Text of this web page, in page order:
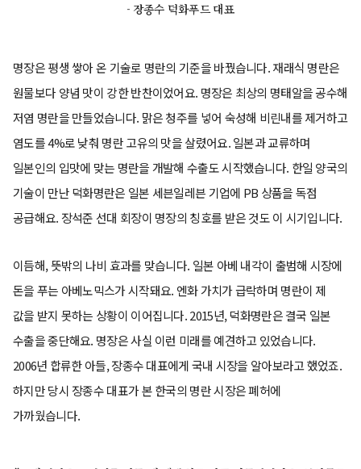
- 장종수 덕화푸드 대표
명장은 평생 쌓아 온 기술로 명란의 기준을 바꿨습니다. 재래식 명란은
원물보다 양념 맛이 강한 반찬이었어요. 명장은 최상의 명태알을 공수해
저염 명란을 만들었습니다. 맑은 청주를 넣어 숙성해 비린내를 제거하고
염도를 4%로 낮춰 명란 고유의 맛을 살렸어요. 일본과 교류하며
일본인의 입맛에 맞는 명란을 개발해 수출도 시작했습니다. 한일 양국의
기술이 만난 덕화명란은 일본 세븐일레븐 기업에 PB 상품을 독점
공급해요. 장석준 선대 회장이 명장의 칭호를 받은 것도 이 시기입니다.
이듬해, 뜻밖의 나비 효과를 맞습니다. 일본 아베 내각이 출범해 시장에
돈을 푸는 아베노믹스가 시작돼요. 엔화 가치가 급락하며 명란이 제
값을 받지 못하는 상황이 이어집니다. 2015년, 덕화명란은 결국 일본
수출을 중단해요. 명장은 사실 이런 미래를 예견하고 있었습니다.
2006년 합류한 아들, 장종수 대표에게 국내 시장을 알아보라고 했었죠.
하지만 당시 장종수 대표가 본 한국의 명란 시장은 폐허에
가까웠습니다.